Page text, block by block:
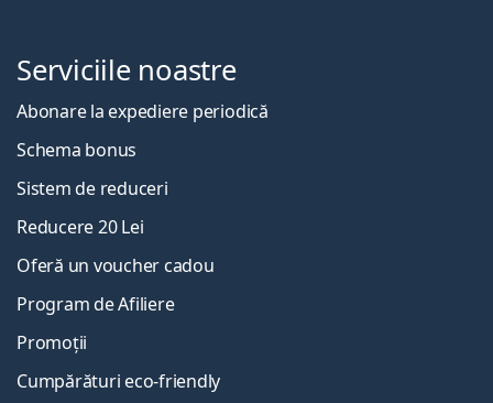
Serviciile noastre
Abonare la expediere periodică
Schema bonus
Sistem de reduceri
Reducere 20 Lei
Oferă un voucher cadou
Program de Afiliere
Promoții
Cumpărături eco-friendly